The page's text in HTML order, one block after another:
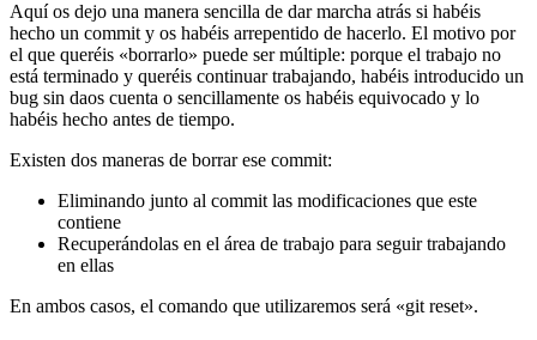
Aquí os dejo una manera sencilla de dar marcha atrás si habéis
hecho un commit y os habéis arrepentido de hacerlo. El motivo por
el que queréis «borrarlo» puede ser múltiple: porque el trabajo no
está terminado y queréis continuar trabajando, habéis introducido un
bug sin daos cuenta o sencillamente os habéis equivocado y lo
habéis hecho antes de tiempo.
Existen dos maneras de borrar ese commit:
Eliminando junto al commit las modificaciones que este
contiene
Recuperándolas en el área de trabajo para seguir trabajando
en ellas
En ambos casos, el comando que utilizaremos será «git reset».